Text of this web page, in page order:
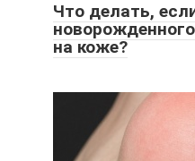
Что делать,
на коже?